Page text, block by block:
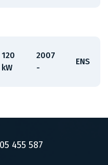
120
kW
2007
-
ENS
455 587